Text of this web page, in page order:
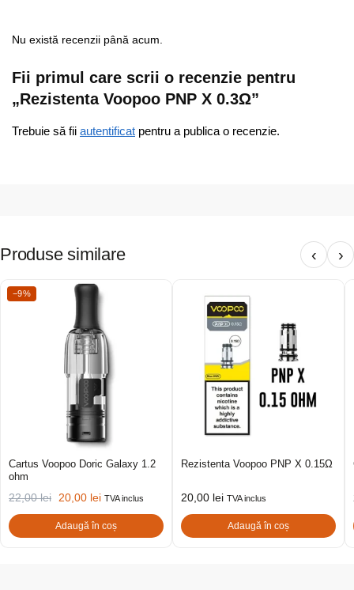
Nu există recenzii până acum.
Fii primul care scrii o recenzie pentru
„Rezistenta Voopoo PNP X 0.3Ω”
Trebuie să fii autentificat pentru a publica o recenzie.
Produse similare ‹ ›
−9%
Cartus Voopoo Doric Galaxy 1.2
ohm
22,00lei 20,00 lei TVA inclus
Adaugă în coș
Rezistenta Voopoo PNP X 0.15Ω
20,00 lei TVA inclus
Adaugă în coș